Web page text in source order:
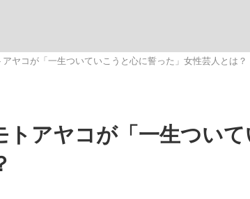
ヤコが「一生ついていこうと心に誓った」女性芸人とは？
アヤコが「一生ついて